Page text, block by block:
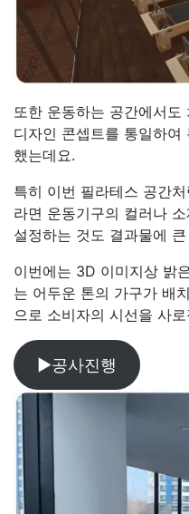
또한 운동하는 공간에서
디자인 콘셉트를 통일하여
했는데요.
특히 이번 필라테스 공간
라면 운동기구의 컬러나
설정하는 것도 결과물에
이번에는 3D 이미지상 밝
는 어두운 톤의 가구가 배
으로 소비자의 시선을 사
▶공사진행